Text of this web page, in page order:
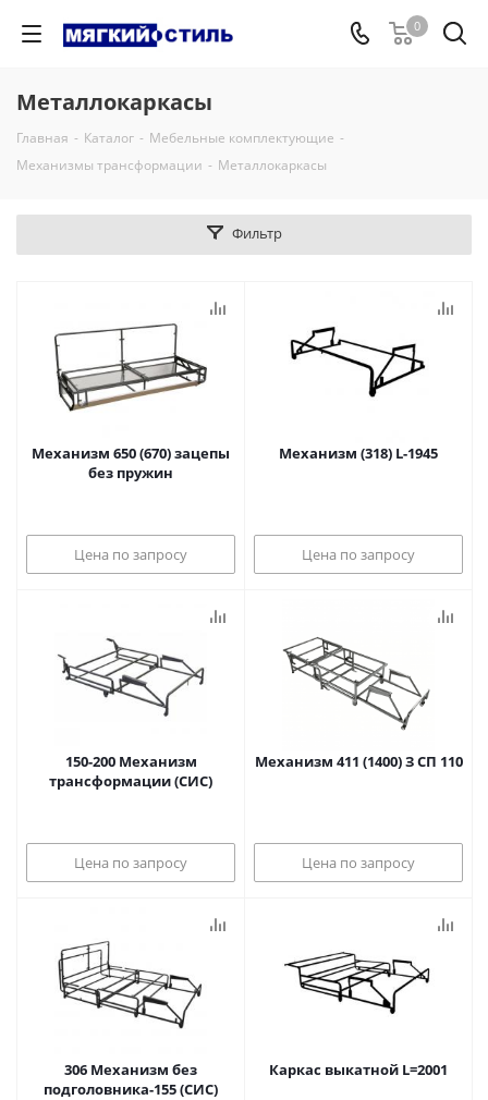
0
Металлокаркасы
Главная - Каталог - Мебельные комплектующие -
Механизмы трансформации - Металлокаркасы
Фильтр
Механизм 650 (670) зацепы
без пружин
Цена по запросу
Механизм (318) L-1945
Цена по запросу
150-200 Механизм
трансформации (СИС)
Цена по запросу
Механизм 411 (1400) З СП 110
Цена по запросу
306 Механизм без
подголовника-155 (СИС)
Каркас выкатной L=2001